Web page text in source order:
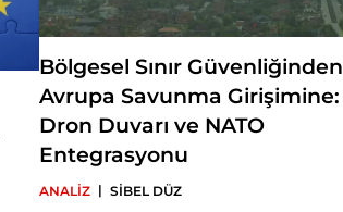
Bölgesel Sınır Güvenliğinden
Avrupa Savunma Girişimine:
Dron Duvarı ve NATO
Entegrasyonu
ANALİZ | SİBEL DÜZ